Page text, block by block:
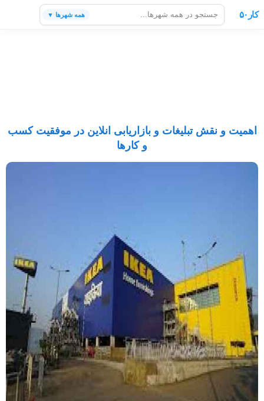
کار۵۰ همه شهرها ▼
اهمیت و نقش تبلیغات و بازاریابی انلاین در موفقیت کسب
و کارها